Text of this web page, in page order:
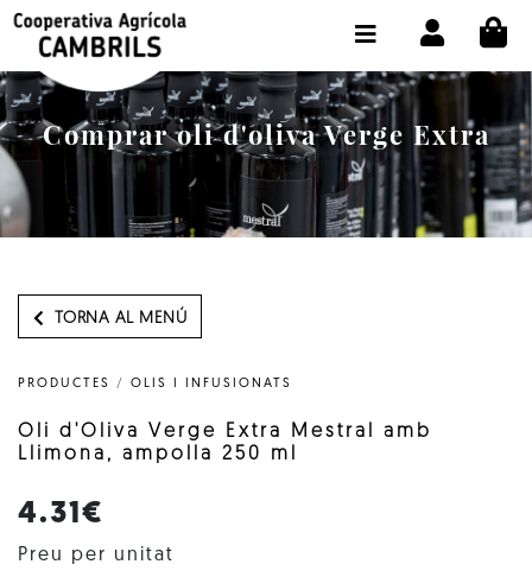
Comprar oli d'oliva Verge Extra
TORNA AL MENÚ
PRODUCTES / OLIS I INFUSIONATS
Oli d'Oliva Verge Extra Mestral amb
Llimona, ampolla 250 ml
4.31€
Preu per unitat
BOTIGA COMPRA ONLINE
LA COOPERATIVA
OLEOTOUR
PRODUCTES
EL NOSTRE OLI
SELECCIONAR IDIOMA: